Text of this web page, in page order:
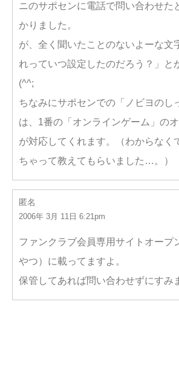
ニのサポセンに電話で問い合わせた
かりました。
が、全く聞いたことのないよーな文
れっていつ設定したのだろう？」と
(^^;
ちなみにサポセンでの「ノビヨのし
は、1番の「オンラインゲーム」の
が対応してくれます。（わからなく
ちゃって教えてもらいました…。）
匿名
2006年 3月 11日 6:21pm
ファンクラブ会員専用サイトオープ
やつ）に載ってますよ。
保管してあれば問い合わせずにすみ